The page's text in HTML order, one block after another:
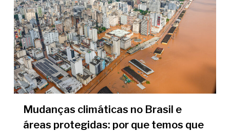
Mudanças climáticas no Brasil e
áreas protegidas: por que temos que